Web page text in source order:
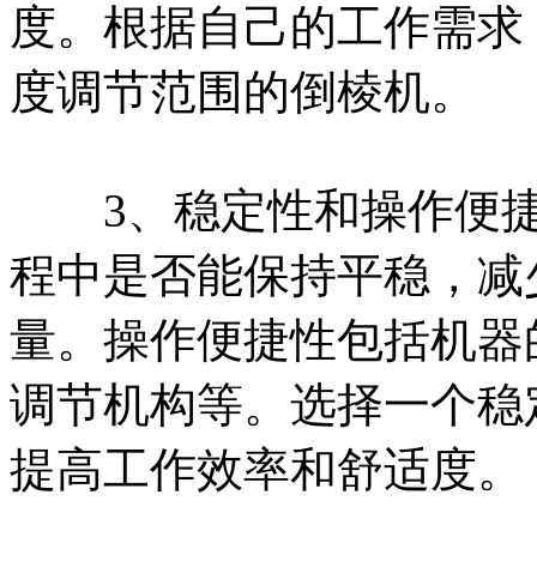
度。根据自己的工作需
度调节范围的倒棱机。
3、稳定性和操作便捷
程中是否能保持平稳，
量。操作便捷性包括机
调节机构等。选择一个
提高工作效率和舒适度。